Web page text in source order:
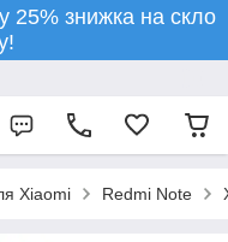
25% знижка на скло
Xiaomi Redmi Note